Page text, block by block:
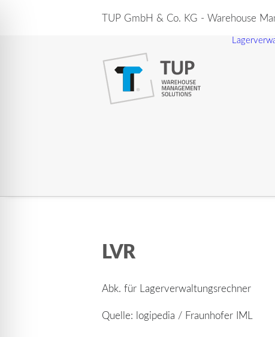
TUP GmbH & Co. KG - Warehouse
LVR
Abk. für Lagerverwaltungsrechner
Quelle: logipedia / Fraunhofer IML